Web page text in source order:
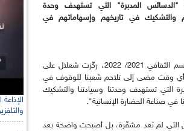
المدبرة" التي تستهدف وحدة
والتشكيك في تاريخهم وإسهاماتهم في
في رفع ستائر الموسم الثقافي 2021/ 2022، ركّزت شعلال على
أي وقت مضى إلى تلاحم شعبنا للوقوف في
التي تستهدف وحدتنا وسيادتنا والتشكيك
في صناعة الحضارة الإنسانية".
التي لم تعد مشفّرة، بل أصبحت واضحة بعد